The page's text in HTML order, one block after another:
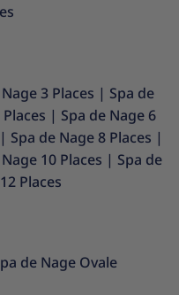
3 Places | Spa de
| Spa de Nage 6
| Spa de Nage 8 Places |
10 Places | Spa de
Places
de Nage Ovale